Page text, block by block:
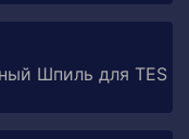
Шпиль для TES